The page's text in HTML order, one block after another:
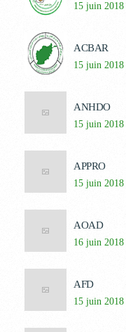
15 juin 2018
ACBAR
15 juin 2018
ANHDO
15 juin 2018
APPRO
15 juin 2018
AOAD
16 juin 2018
AFD
15 juin 2018